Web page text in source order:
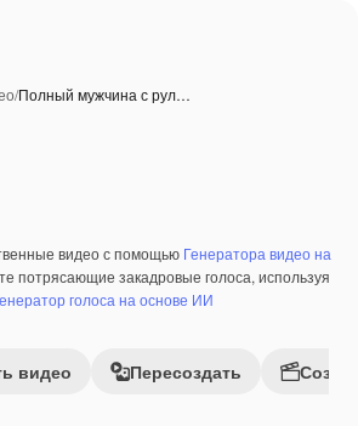
/Полный мужчина с рул…
видео с помощью Генератора видео на
потрясающие закадровые голоса, используя
голоса на основе ИИ
видео Пересоздать